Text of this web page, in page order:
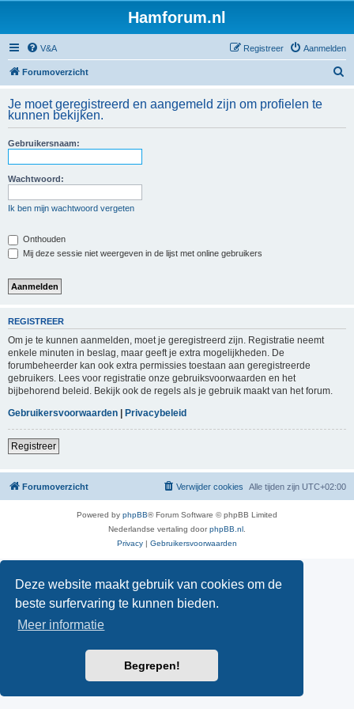
Deze website maakt gebruik van cookies om de
beste surfervaring te kunnen bieden.
Meer informatie
Begrepen!
Hamforum.nl
V&A Aanmelden
Registreer
Forumoverzicht
k
Je moet geregistreerd en aangemeld zijn om profielen te
kunnen bekijken.
Gebruikersnaam:
Wachtwoord:
Ik ben mijn wachtwoord vergeten
Onthouden
Mij deze sessie niet weergeven in de lijst met online gebruikers
REGISTREER
Om je te kunnen aanmelden, moet je geregistreerd zijn. Registratie neemt
enkele minuten in beslag, maar geeft je extra mogelijkheden. De
forumbeheerder kan ook extra permissies toestaan aan geregistreerde
gebruikers. Lees voor registratie onze gebruiksvoorwaarden en het
bijbehorend beleid. Bekijk ook de regels als je gebruik maakt van het forum.
Gebruikersvoorwaarden | Privacybeleid
Registreer
Forumoverzicht Alle tijden zijn UTC+02:00
Verwijder cookies
Powered by phpBB® Forum Software © phpBB Limited
Nederlandse vertaling doorphpBB.nl
Privacy | Gebruikersvoorwaarden